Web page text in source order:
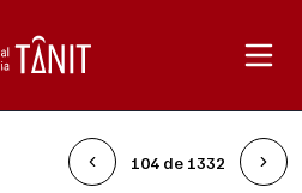
104 de 1332